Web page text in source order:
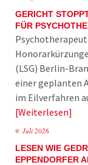
GERICHT
FÜR
(LSG) Berlin-
einer geplanten
im Eilverfahren
Weiterlesen
9. Juli 2026
LESEN WIE
EPPENDORFER